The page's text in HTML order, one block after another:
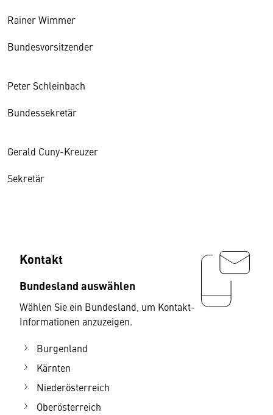
Rainer Wimmer
Bundesvorsitzender
Peter Schleinbach
Bundessekretär
Gerald Cuny-Kreuzer
Sekretär
Kontakt
Bundesland auswählen
Wählen Sie ein Bundesland, um Kontakt-
Informationen anzuzeigen.
Burgenland
Kärnten
Niederösterreich
Oberösterreich